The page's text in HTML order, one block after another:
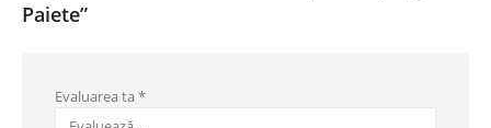
Paiete”
Evaluarea ta *